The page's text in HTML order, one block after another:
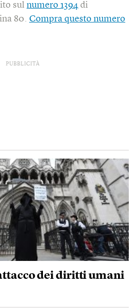
sul numero 1394 di
80. Compra questo numero
PUBBLICITÀ
dei diritti umani